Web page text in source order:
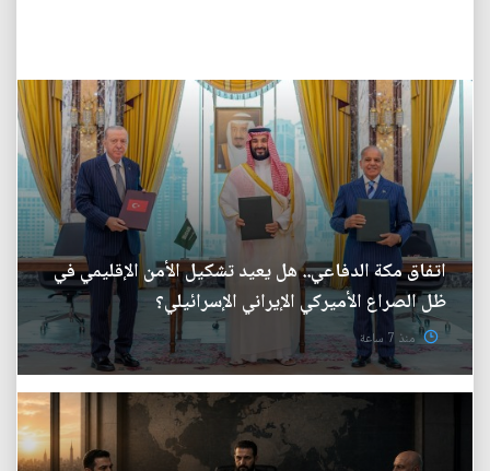
اتفاق مكة الدفاعي.. هل يعيد تشكيل الأمن الإقليمي في
ظل الصراع الأميركي الإيراني الإسرائيلي؟
منذ 7 ساعة